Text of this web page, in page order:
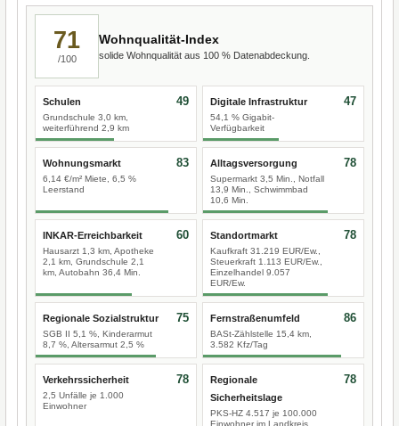
71
/100
Wohnqualität-Index
solide Wohnqualität aus 100 % Datenabdeckung.
Schulen
Grundschule 3,0 km,
weiterführend 2,9 km
49 Digitale Infrastruktur
54,1 % Gigabit-
Verfügbarkeit
47
Wohnungsmarkt
6,14 €/m² Miete, 6,5 %
Leerstand
83 Alltagsversorgung
Supermarkt 3,5 Min., Notfall
13,9 Min., Schwimmbad
10,6 Min.
78
INKAR-Erreichbarkeit
Hausarzt 1,3 km, Apotheke
2,1 km, Grundschule 2,1
km, Autobahn 36,4 Min.
60 Standortmarkt
Kaufkraft 31.219 EUR/Ew.,
Steuerkraft 1.113 EUR/Ew.,
Einzelhandel 9.057
EUR/Ew.
78
Regionale Sozialstruktur
SGB II 5,1 %, Kinderarmut
8,7 %, Altersarmut 2,5 %
75 Fernstraßenumfeld
BASt-Zählstelle 15,4 km,
3.582 Kfz/Tag
86
Verkehrssicherheit
2,5 Unfälle je 1.000
Einwohner
78
Regionale
Sicherheitslage
PKS-HZ 4.517 je 100.000
Einwohner im Landkreis
78